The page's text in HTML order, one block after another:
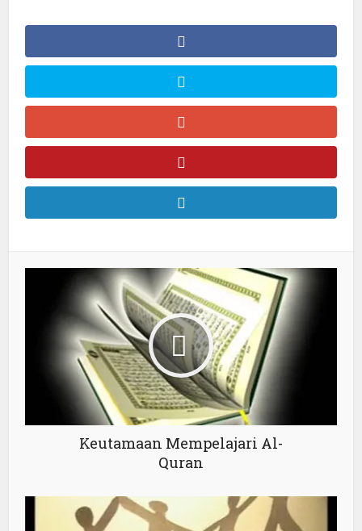
Keutamaan Mempelajari Al-
Quran